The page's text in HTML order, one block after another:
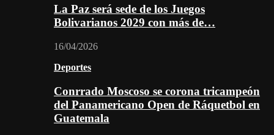
La Paz será sede de los Juegos
Bolivarianos 2029 con más de…
16/04/2026
Deportes
Conrrado Moscoso se corona tricampeón
del Panamericano Open de Ráquetbol en
Guatemala